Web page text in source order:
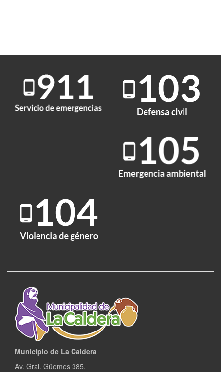
Municipio de La Caldera
Av. Gral. Güemes 385,